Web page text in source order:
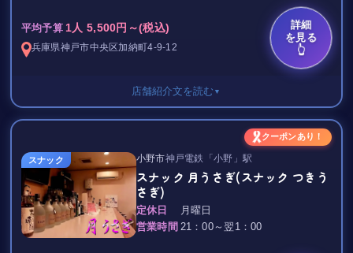
[定休日]
無休or不定休
※繁忙期等変更有
◆◆◆ 姉妹店もあわせてどうぞ ◆◆◆
☆おうちＢａｒ『猫のまねき』
《Baton-Touch バトンタッチ》は
阪急塚口駅近くの綺麗なデザイナーズビル３Fにあります☆
店内はカウンター５席、BOX１０席のこじんまりとしたとっても
地元に愛されるお店で、一人で飲みに来られるお客様も多く
お客様同士で仲良くなれる雰囲気なので一人で飲む方にもオスス
メ☆
まだ飲み足りない方や、ワイワイ楽しみたい方も大歓迎！
とってもリーズナブルな料金でフリータイムでお楽しみいただけ
ます！
平均予算 1人 5,500円～(税込)
兵庫県神戸市中央区 加納町4-9-12
詳細
を見る
👆
店舗紹介文を読む ▼
☆男性 フリータイム5,000円
初回特典あり！
☆レディース
クーポンあり！
スナック 小野市神戸電鉄「小野」駅
スナック 月うさぎ(スナック つきう
さぎ)
定休日
月曜日
営業時間 21：00～翌1：00